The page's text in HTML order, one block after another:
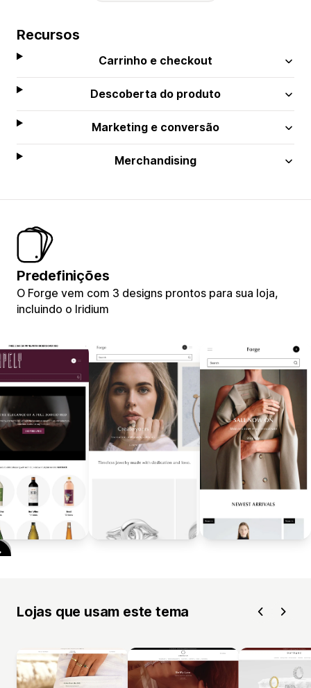
Recursos
Carrinho e checkout
Descoberta do produto
Marketing e conversão
Merchandising
Predefinições
O Forge vem com 3 designs prontos para sua loja,
incluindo o Iridium
Lojas que usam este tema